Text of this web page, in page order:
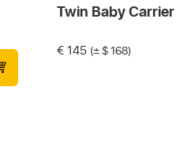
Twin Baby Carrier
€145 (± $ 168)